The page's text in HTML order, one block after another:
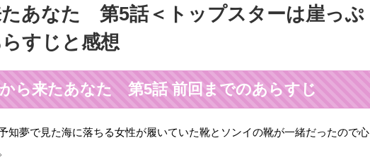
あなた 第5話＜トップスターは崖っぷ
すじと感想
ら来たあなた 第5話 前回までのあらすじ
知夢で見た海に落ちる女性が履いていた靴とソンイの靴が一緒だったので心